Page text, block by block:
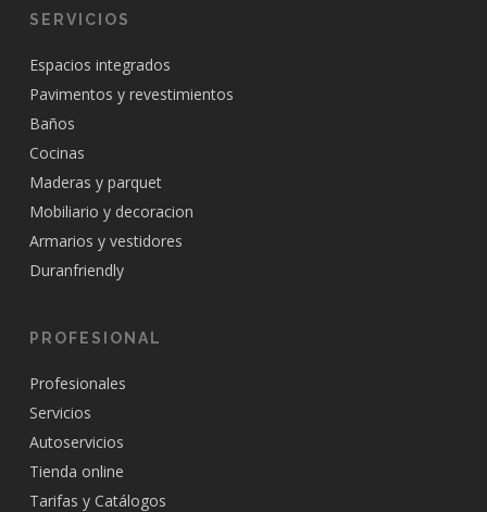
SERVICIOS
Espacios integrados
Pavimentos y revestimientos
Baños
Cocinas
Maderas y parquet
Mobiliario y decoracion
Armarios y vestidores
Duranfriendly
PROFESIONAL
Profesionales
Servicios
Autoservicios
Tienda online
Tarifas y Catálogos